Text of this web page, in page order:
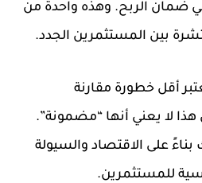
الربح. وهذه واحدة من
بين المستثمرين الجدد.
أقل خطورة مقارنة
لا يعني أنها “مضمونة”.
على الاقتصاد والسيولة
للمستثمرين.